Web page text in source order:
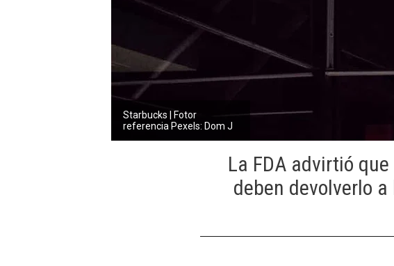
Starbucks | Fotor
referencia Pexels: Dom J
La FDA advirtió
deben devolverlo